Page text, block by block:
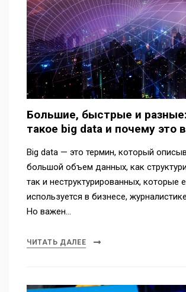
Большие, быстрые и
такое big data и почему это
Big data — это термин, который
большой объем данных, как
так и неструктурированных, которые
используется в бизнесе,
Но важен…
ЧИТАТЬ ДАЛЕЕ